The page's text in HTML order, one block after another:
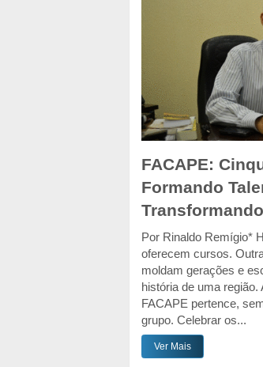
FACAPE:
Formando
Por Rinaldo Remígio*
oferecem cursos.
moldam gerações e
história de uma região.
FACAPE pertence,
grupo. Celebrar os...
Ver Mais